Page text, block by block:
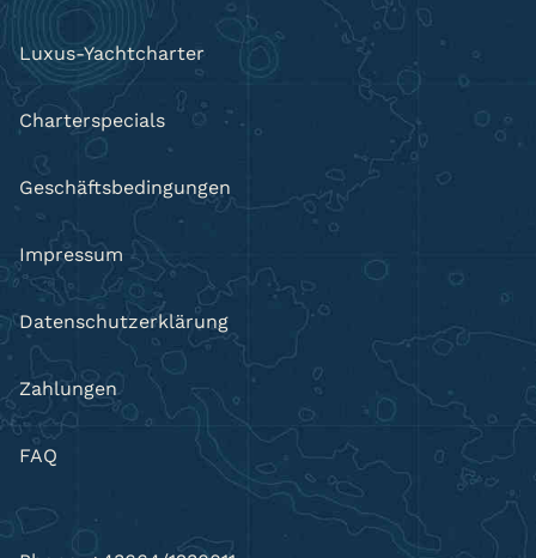
Luxus-Yachtcharter
Charterspecials
Geschäftsbedingungen
Impressum
Datenschutzerklärung
Zahlungen
FAQ